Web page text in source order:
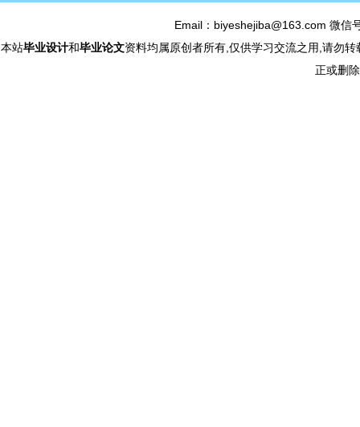
Email：biyeshejiba@163.com 微
本站毕业设计和毕业论文资料均属原创者所有,仅供学习交流之用,请勿
正或删